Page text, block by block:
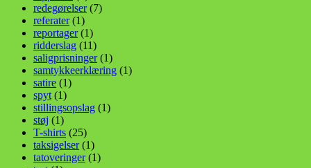
redegørelser(7)
referater(1)
reportager(1)
ridderslag (11)
saligprisninger(1)
samtykkeerklæring (1)
satire (1)
spyt (1)
stillingsopslag (1)
støj (1)
T-shirts (25)
taksigelser(1)
tatoveringer(1)